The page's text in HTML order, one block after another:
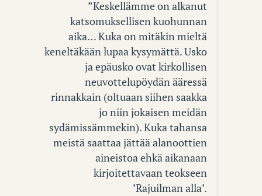
”Keskellämme on alkanut
katsomuksellisen kuohunnan
aika… Kuka on mitäkin mieltä
keneltäkään lupaa kysymättä. Usko
ja epäusko ovat kirkollisen
neuvottelupöydän ääressä
rinnakkain (oltuaan siihen saakka
jo niin jokaisen meidän
sydämissämmekin). Kuka tahansa
meistä saattaa jättää alanoottien
aineistoa ehkä aikanaan
kirjoitettavaan teokseen
’Rajuilman alla’.